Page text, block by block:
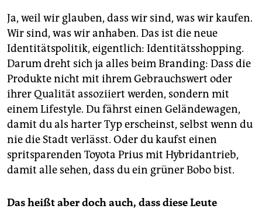
Ja, weil wir glauben, dass wir sind, was wir kaufen.
Wir sind, was wir anhaben. Das ist die neue
Identitätspolitik, eigentlich: Identitätsshopping.
Darum dreht sich ja alles beim Branding: Dass die
Produkte nicht mit ihrem Gebrauchswert oder
ihrer Qualität assoziiert werden, sondern mit
einem Lifestyle. Du fährst einen Geländewagen,
damit du als harter Typ erscheinst, selbst wenn du
nie die Stadt verlässt. Oder du kaufst einen
spritsparenden Toyota Prius mit Hybridantrieb,
damit alle sehen, dass du ein grüner Bobo bist.
Das heißt aber doch auch, dass diese Leute